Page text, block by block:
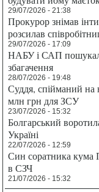
29/07/2026 - 21:38
Прокурор знімав
розсилав
29/07/2026 - 17:09
НАБУ і САП
збагачення
28/07/2026 - 19:48
Суддя, спійманий на
млн грн для ЗСУ
23/07/2026 - 15:32
Болгарський
Україні
22/07/2026 - 12:59
Син соратника кума
в СЗЧ
21/07/2026 - 15:32